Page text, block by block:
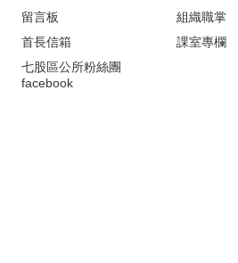
留言板
首長信箱
七股區公所粉絲團
facebook
組織職掌
課室專欄